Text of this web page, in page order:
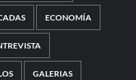
ECONOMÍA
GALERIAS